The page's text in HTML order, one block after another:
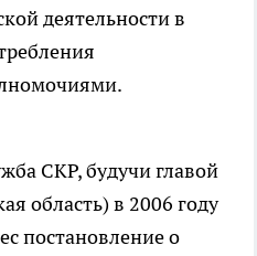
деятельности в
СКР, будучи главой
область) в 2006 году
постановление о